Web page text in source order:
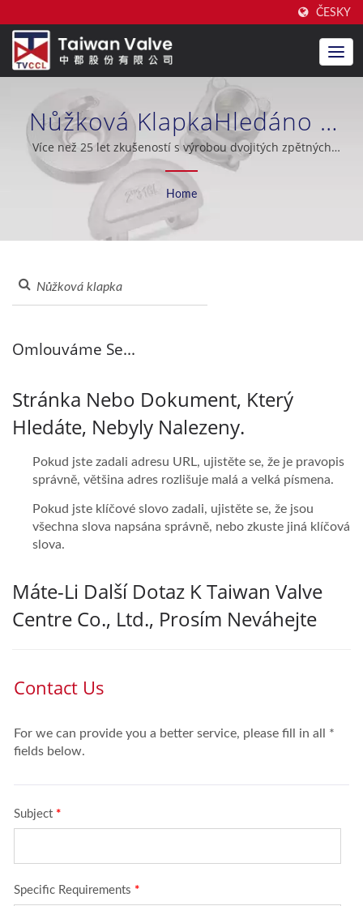
ČESKY
Nůžková KlapkaHledáno |
Výrobce Vysoce Kvalitních
Dvojitých Zpětných Ventilů |
Taiwan Valve Centre Co., Ltd.
Více než 25 let zkušeností s výrobou dvojitých zpětných
ventilů, vynikající poprodejní podpora, OEM / ODM, ropný
průmysl, lodní stavitelství, odsolování mořské vody, chladicí
systémy, jaderný průmysl.
Home
Omlouváme Se...
Stránka Nebo Dokument, Který
Hledáte, Nebyly Nalezeny.
Pokud jste zadali adresu URL, ujistěte se, že je pravopis
správně, většina adres rozlišuje malá a velká písmena.
Pokud jste klíčové slovo zadali, ujistěte se, že jsou
všechna slova napsána správně, nebo zkuste jiná klíčová
slova.
Máte-Li Další Dotaz K Taiwan Valve
Centre Co., Ltd., Prosím Neváhejte